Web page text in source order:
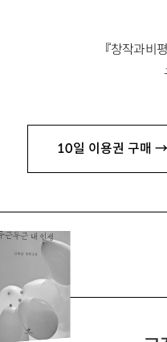
『창작과비
10일 이용권 구매 →